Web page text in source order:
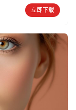
立即下载